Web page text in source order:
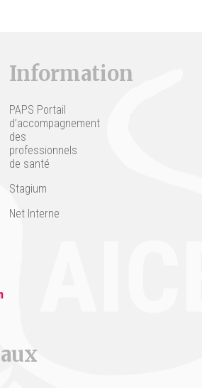
Information
PAPS Portail
d’accompagnement
des
professionnels
de santé
Stagium
Net Interne